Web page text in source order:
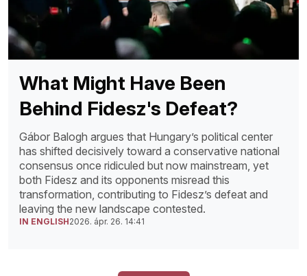
What Might Have Been
Behind Fidesz's Defeat?
Gábor Balogh argues that Hungary’s political center
has shifted decisively toward a conservative national
consensus once ridiculed but now mainstream, yet
both Fidesz and its opponents misread this
transformation, contributing to Fidesz’s defeat and
leaving the new landscape contested.
IN ENGLISH2026. ápr. 26. 14:41